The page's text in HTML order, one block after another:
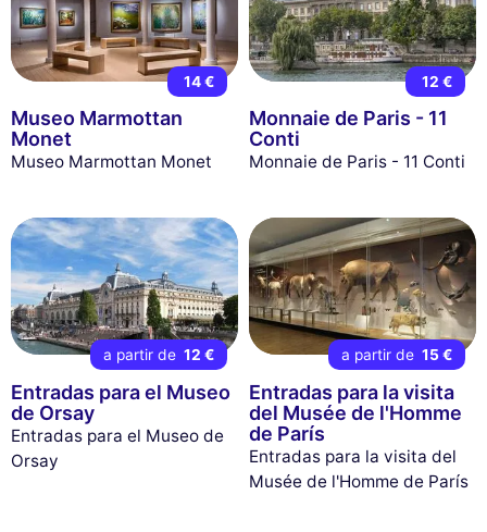
14 €
Museo Marmottan
Monet
Museo Marmottan Monet
12 €
Monnaie de Paris - 11
Conti
Monnaie de Paris - 11 Conti
a partir de 12 €
Entradas para el Museo
de Orsay
Entradas para el Museo de
Orsay
a partir de 15 €
Entradas para la visita
del Musée de l'Homme
de París
Entradas para la visita del
Musée de l'Homme de París